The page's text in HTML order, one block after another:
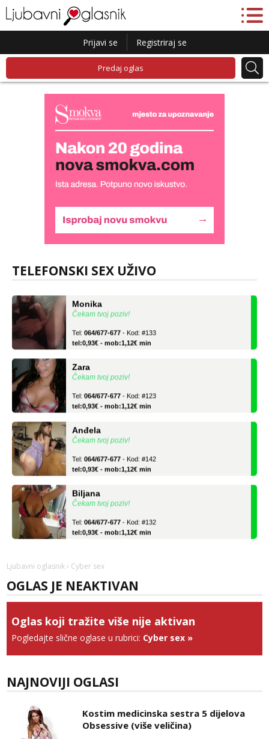
Prijavi se Registriraj se
Predaj oglas
TELEFONSKI SEX UŽIVO
Biljana
Čekam tvoj poziv!
tel:0,93€ - mob:1,12€ min
Čekam tvoj poziv!
tel:0,93€ - mob:1,12€ min
Čekam tvoj poziv!
tel:0,93€ - mob:1,12€ min
Čekam tvoj poziv!
tel:0,93€ - mob:1,12€ min
Čekam tvoj poziv!
tel:0,93€ - mob:1,12€ min
tel:0,93€ - mob:1,12€ min
Čekam tvoj poziv!
Tel:064/677-677- Kod: #123
Čekam tvoj poziv!
tel:0,93€ - mob:1,12€ min
Ljubavni oglasnik › Cyber sex
OGLAS JE NEAKTIVAN
Oglas koji tražite više nije aktivan
Pogledajte slične oglase u rubrici: Cyber sex »
NAJNOVIJI OGLASI
Kostim medicinska sestra 5 dijelova
Obsessive (više veličina)